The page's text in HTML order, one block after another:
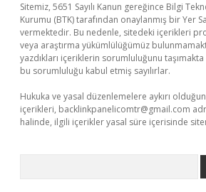
Sitemiz, 5651 Sayılı Kanun gereğince Bilgi
Kurumu (BTK) tarafından onaylanmış bir Yer
vermektedir. Bu nedenle, sitedeki içerikleri
veya araştırma yükümlülüğümüz
yazdıkları içeriklerin sorumluluğunu
bu sorumluluğu kabul etmiş sayılırlar.
Hukuka ve yasal düzenlemelere aykırı
içerikleri, backlinkpanelicomtr@gmail.com
halinde, ilgili içerikler yasal süre içerisinde